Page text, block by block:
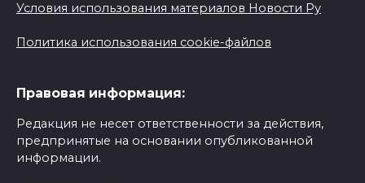
Условия использования материалов Новости Ру
Политика использования cookie-файлов
Правовая информация:
Редакция не несет ответственности за действия,
предпринятые на основании опубликованной
информации.